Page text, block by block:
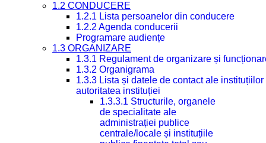
1.2 CONDUCERE
1.2.1 Lista persoanelor din conducere
1.2.2 Agenda conducerii
Programare audiențe
1.3 ORGANIZARE
1.3.1 Regulament de organizare și
1.3.2 Organigrama
1.3.3 Lista și datele de contact ale
autoritatea instituției
1.3.3.1 Structurile, organele
de specialitate ale
administrației publice
centrale/locale și instituțiile